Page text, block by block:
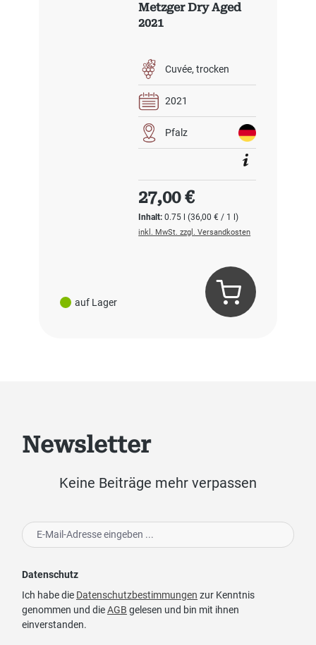
auf Lager
Metzger Dry Aged
2021
Cuvée trocken
2021
Pfalz
Inhalt:0.75 l(36,00 € / 1 l)
Regulärer Preis:
27,00 €
inkl. MwSt. zzgl. Versandkosten
Newsletter
Keine Beiträge mehr verpassen
Datenschutz
Ich habe die Datenschutzbestimmungen zur Kenntnis
genommen und dieAGB gelesen und bin mit ihnen
einverstanden.